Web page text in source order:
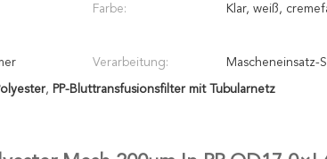
Farbe: Klar, weiß,
Verarbeitung: Mascheneinsatz-
, PP-Bluttransfusionsfilter mit Tubularnetz